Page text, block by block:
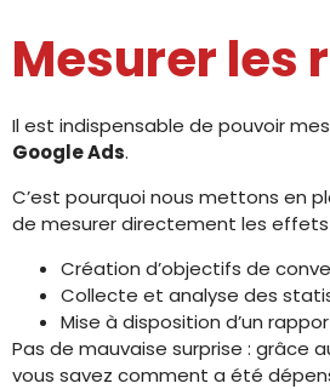
Mesurer les
Il est indispensable de pouvoir
Google Ads.
C’est pourquoi nous mettons en
de mesurer directement les effets
Création d’objectifs de
Collecte et analyse des
Mise à disposition d’un
Pas de mauvaise surprise : grâce
vous savez comment a été